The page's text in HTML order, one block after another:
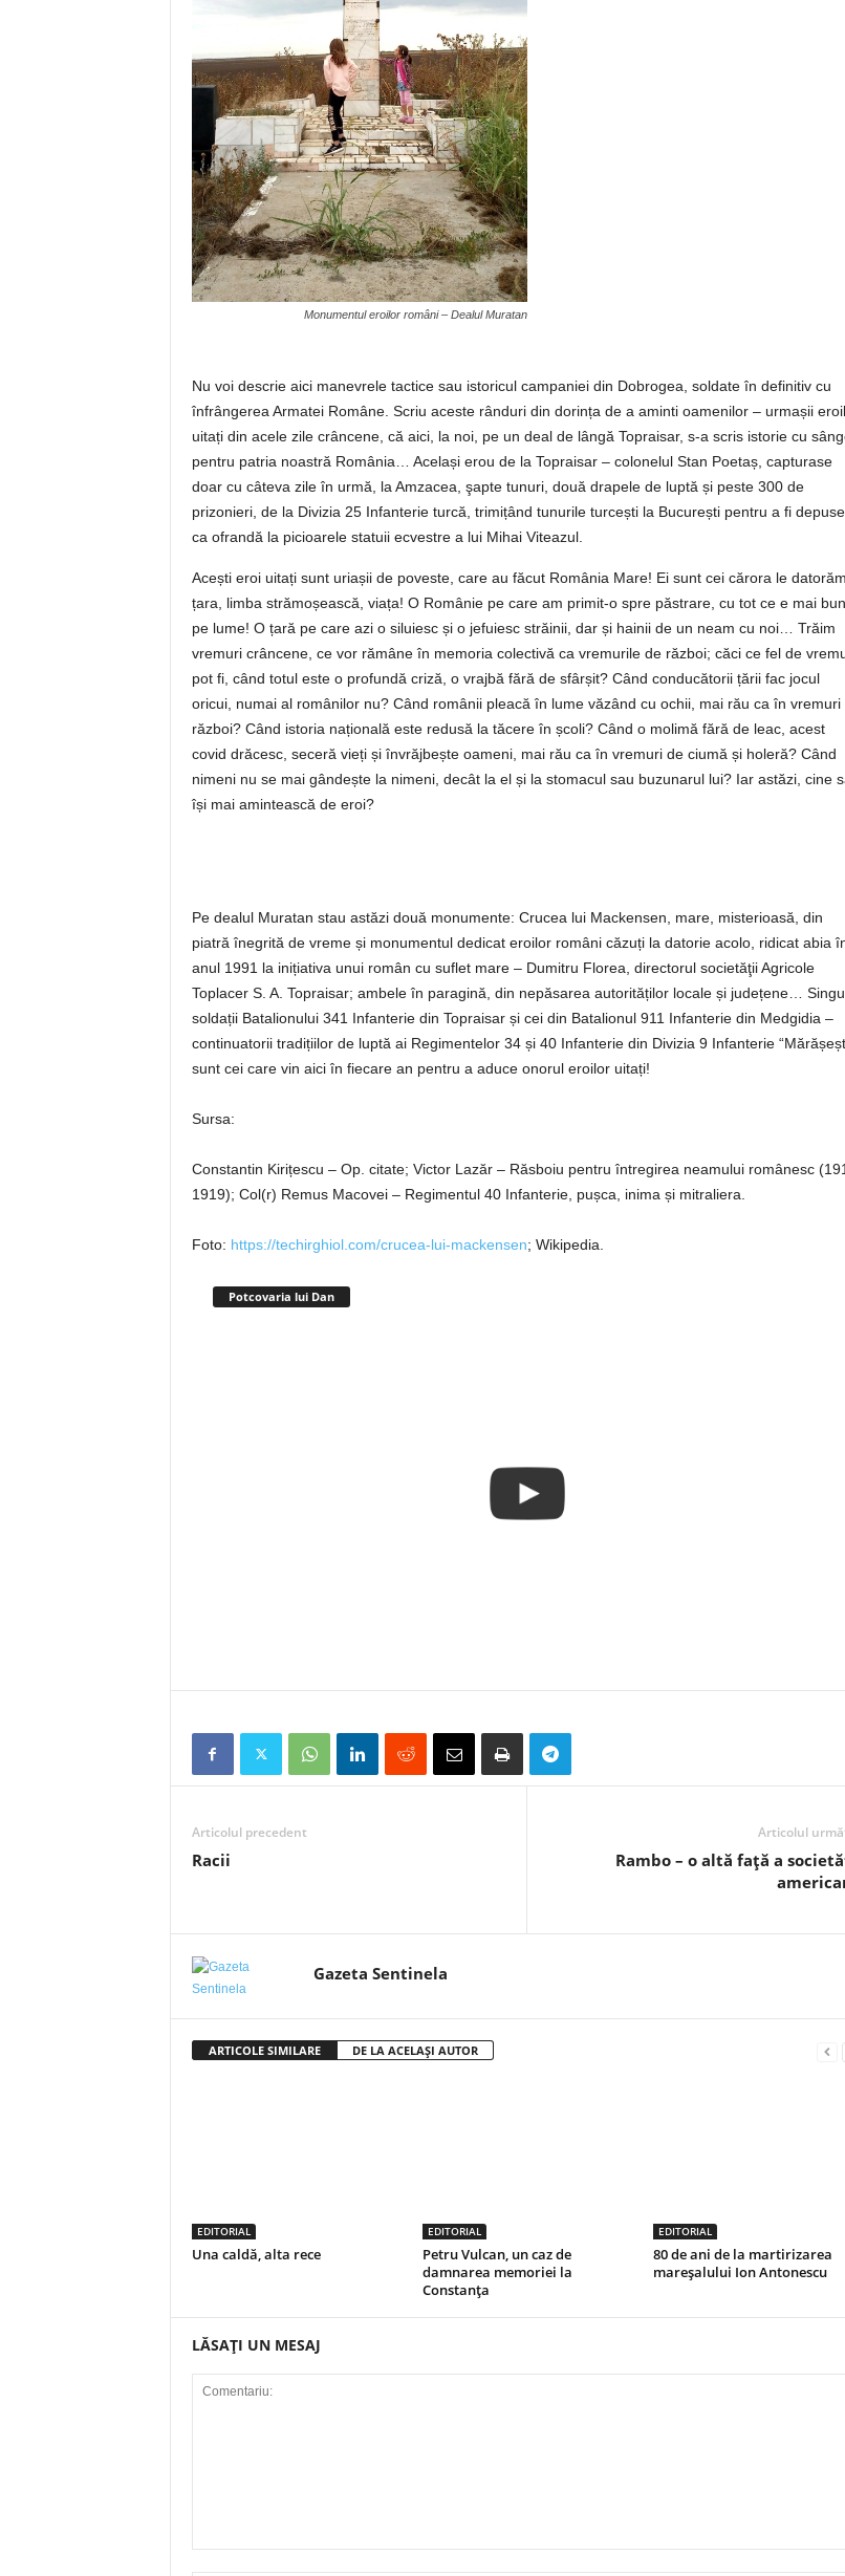
Monumentul eroilor români – Dealul Muratan
Nu voi descrie aici manevrele tactice sau istoricul campaniei din Dobrogea, soldate în definitiv cu
înfrângerea Armatei Române. Scriu aceste rânduri din dorința de a aminti oamenilor – urmașii
uitați din acele zile crâncene, că aici, la noi, pe un deal de lângă Topraisar, s-a scris istorie cu
pentru patria noastră România… Același erou de la Topraisar – colonelul Stan Poetaș, capturase
doar cu câteva zile în urmă, la Amzacea, şapte tunuri, două drapele de luptă și peste 300 de
prizonieri, de la Divizia 25 Infanterie turcă, trimițând tunurile turcești la București pentru a fi depuse
ca ofrandă la picioarele statuii ecvestre a lui Mihai Viteazul.
Acești eroi uitați sunt uriașii de poveste, care au făcut România Mare! Ei sunt cei cărora le datorăm
țara, limba strămoșească, viața! O Românie pe care am primit-o spre păstrare, cu tot ce e mai bun
pe lume! O țară pe care azi o siluiesc și o jefuiesc străinii, dar și hainii de un neam cu noi… Trăim
vremuri crâncene, ce vor rămâne în memoria colectivă ca vremurile de război; căci ce fel de
pot fi, când totul este o profundă criză, o vrajbă fără de sfârșit? Când conducătorii țării fac jocul
oricui, numai al românilor nu? Când românii pleacă în lume văzând cu ochii, mai rău ca în vremuri
război? Când istoria națională este redusă la tăcere în școli? Când o molimă fără de leac, acest
covid drăcesc, seceră vieți și învrăjbește oameni, mai rău ca în vremuri de ciumă și holeră? Când
nimeni nu se mai gândește la nimeni, decât la el și la stomacul sau buzunarul lui? Iar astăzi, cine
își mai amintească de eroi?
Pe dealul Muratan stau astăzi două monumente: Crucea lui Mackensen, mare, misterioasă, din
piatră înegrită de vreme și monumentul dedicat eroilor români căzuți la datorie acolo, ridicat abia
anul 1991 la inițiativa unui român cu suflet mare – Dumitru Florea, directorul societăţii Agricole
Toplacer S. A. Topraisar; ambele în paragină, din nepăsarea autorităților locale și județene…
soldații Batalionului 341 Infanterie din Topraisar și cei din Batalionul 911 Infanterie din Medgidia –
continuatorii tradițiilor de luptă ai Regimentelor 34 și 40 Infanterie din Divizia 9 Infanterie
sunt cei care vin aici în fiecare an pentru a aduce onorul eroilor uitați!
Sursa:
Constantin Kirițescu – Op. citate; Victor Lazăr – Răsboiu pentru întregirea neamului românesc
1919); Col(r) Remus Macovei – Regimentul 40 Infanterie, pușca, inima și mitraliera.
Foto: https://techirghiol.com/crucea-lui-mackensen; Wikipedia.
Potcovaria lui Dan
Articolul precedent
Racii
Articolul
Rambo – o altă față a
Gazeta Sentinela
ARTICOLE SIMILARE DE LA ACELAȘI AUTOR
EDITORIAL
Una caldă, alta rece
EDITORIAL
Petru Vulcan, un caz de
damnarea memoriei la
Constanța
EDITORIAL
80 de ani de la martirizarea
mareșalului Ion Antonescu
LĂSAȚI UN MESAJ